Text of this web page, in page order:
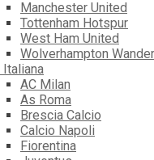
Manchester United
Tottenham Hotspur
West Ham United
Wolverhampton
Italiana
AC Milan
As Roma
Brescia Calcio
Calcio Napoli
Fiorentina